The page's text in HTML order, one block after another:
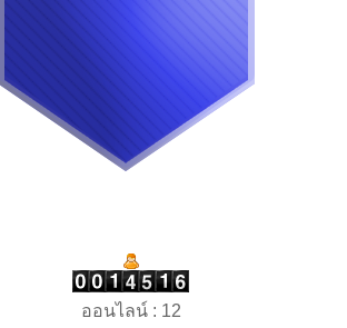
ออนไลน์ : 12